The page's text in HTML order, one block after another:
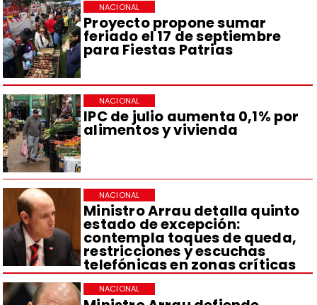
Proyecto propone sumar
feriado el 17 de septiembre
para Fiestas Patrias
NACIONAL
IPC de julio aumenta 0,1% por
alimentos y vivienda
NACIONAL
Ministro Arrau detalla quinto
estado de excepción:
contempla toques de queda,
restricciones y escuchas
telefónicas en zonas críticas
NACIONAL
NACIONAL